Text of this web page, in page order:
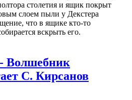
столетия и ящик покрыт
слоем пыли у Декстера
что в ящике кто-то
вскрыть его.
Волшебник
С. Кирсанов